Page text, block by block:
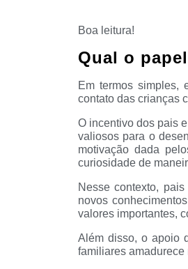
Boa leitura!
Qual o
Em termos simples,
contato das crianças
O incentivo dos pais
valiosos para o
motivação dada
curiosidade de
Nesse contexto,
novos
valores importantes,
Além disso, o apoio
familiares